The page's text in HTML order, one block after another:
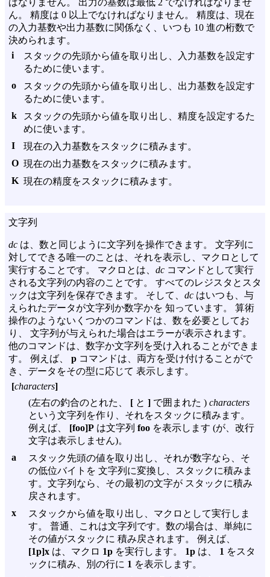
ばなりません。 出力の基数は最低 2 でなければなりませ
ん。 精度は 0 以上でなければなりません。 精度は、現在
の入力基数や出力基数に関係なく、いつも 10 進の桁数で
決められます。
i
スタックの先頭から値を取り出し、入力基数を設定す
るために使います。
o
スタックの先頭から値を取り出し、出力基数を設定す
るために使います。
k
スタックの先頭から値を取り出し、精度を設定するた
めに使います。
I
現在の入力基数をスタックに積みます。
O 現在の出力基数をスタックに積みます。
K 現在の精度をスタックに積みます。
文字列
dc は、数と同じように文字列を操作できます。 文字列に
対してできる唯一のことは、それを表示し、マクロとして
実行することです。 マクロとは、 dc コマンドとして実行
される文字列の内容のことです。 すべてのレジスタとスタ
ックは文字列を保存できます。 そして、 dc はいつも、与
えられたデータが文字列か数字かを 知っています。 算術
操作のようないくつかのコマンドは、数を必要としてお
り、 文字列が与えられた場合はエラーが表示されます。
他のコマンドは、数字か文字列を受け入れることができま
す。 例えば、 p コマンドは、両方を受け付けることがで
き、データをその型に応じて 表示します。
[characters]
(左右の釣合のとれた、 [ と ] で囲まれた ) characters
という文字列を作り、それをスタックに積みます。
例えば、 [foo]P は文字列 foo を表示します (が、改行
文字は表示しません)。
a
スタック先頭の値を取り出し、それが数字なら、そ
の低位バイトを 文字列に変換し、スタックに積みま
す。文字列なら、その最初の文字が スタックに積み
戻されます。
x
スタックから値を取り出し、マクロとして実行しま
す。 普通、これは文字列です。数の場合は、単純に
その値がスタックに 積み戻されます。 例えば、
[1p]x は、マクロ 1p を実行します。 1p は、 1 をスタ
ックに積み、別の行に 1 を表示します。